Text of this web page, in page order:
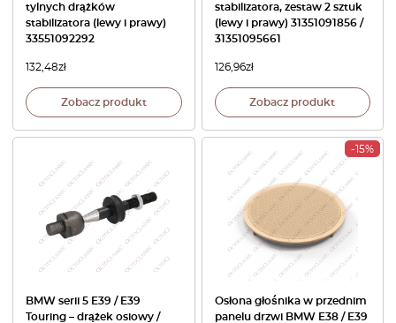
tylnych drążków
stabilizatora (lewy i prawy)
33551092292
132,48zł
Zobacz produkt
stabilizatora, zestaw 2 sztuk
(lewy i prawy) 31351091856 /
31351095661
126,96zł
Zobacz produkt
BMW serii 5 E39 / E39
Touring – drążek osiowy /
-15%
Osłona głośnika w przednim
panelu drzwi BMW E38 / E39